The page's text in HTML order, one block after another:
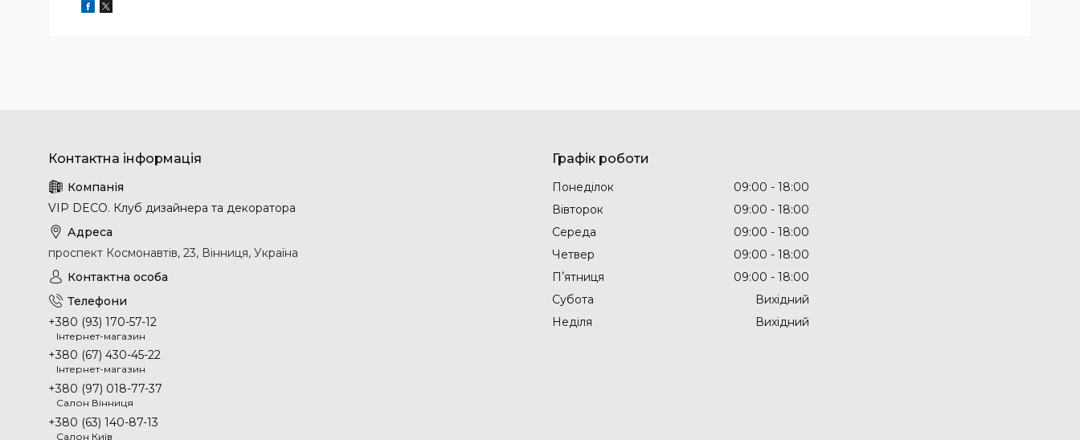
VIP DECO. Клуб дизайнера та декоратора
проспект Космонавтів, 23, Вінниця, Україна
+380 (93) 170-57-12
Інтернет-магазин
+380 (67) 430-45-22
Інтернет-магазин
+380 (97) 018-77-37
Салон Вінниця
+380 (63) 140-87-13
Салон Київ
Графік роботи
Понеділок 09:00
18:00
Вівторок
09:00
18:00
Середа
09:00
18:00
Четвер
09:00
18:00
Пʼятниця
09:00
18:00
Субота
Вихідний
Неділя
Вихідний